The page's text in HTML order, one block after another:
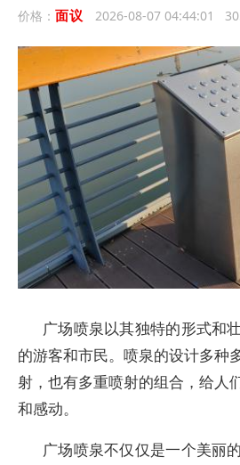
价格： 面议 2026-08-07 04:44:01
广场喷泉以其独特的形式和
的游客和市民。喷泉的设计多种
射，也有多重喷射的组合，给人
和感动。
广场喷泉不仅仅是一个美丽